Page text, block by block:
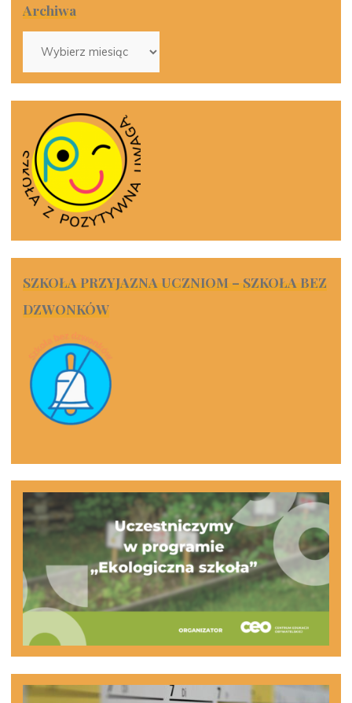
Archiwa
SZKOŁA PRZYJAZNA UCZNIOM – SZKOŁA BEZ
DZWONKÓW